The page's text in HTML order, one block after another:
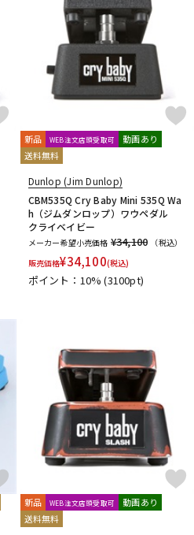
新品 WEB注文店頭受取可
動画あり
送料無料
Dunlop (Jim Dunlop)
CBM535Q Cry Baby Mini 535Q Wa
h（ジムダンロップ）ワウペダル
クライベイビー
メーカー希望小売価格 ¥34,100
（税込）
販売価格¥34,100(税込)
ポイント：10%(3100pt)
新品 WEB注文店頭受取可
動画あり
送料無料